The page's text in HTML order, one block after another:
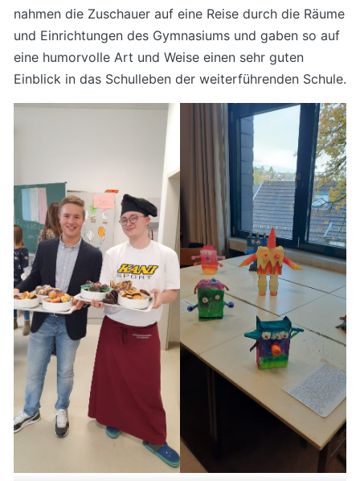
nahmen die Zuschauer auf eine Reise durch die Räume
und Einrichtungen des Gymnasiums und gaben so auf
eine humorvolle Art und Weise einen sehr guten
Einblick in das Schulleben der weiterführenden Schule.